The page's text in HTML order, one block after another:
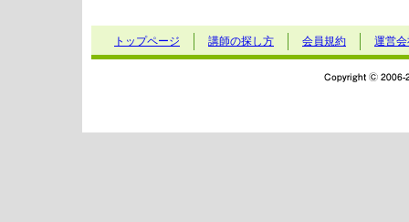
トップページ 講師の探し方 会員規約 運営